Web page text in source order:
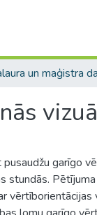
garīgo
stundās.
vērtīborientācijas